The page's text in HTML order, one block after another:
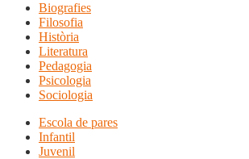
Biografies
Filosofia
Història
Literatura
Pedagogia
Psicologia
Sociologia
Escola de pares
Infantil
Juvenil